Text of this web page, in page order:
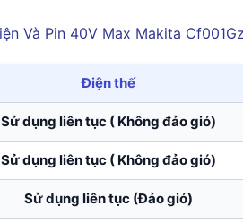
Điện thế
Sử dụng liên tục ( Không đảo gió)
Sử dụng liên tục ( Không đảo gió)
Sử dụng liên tục (Đảo gió)